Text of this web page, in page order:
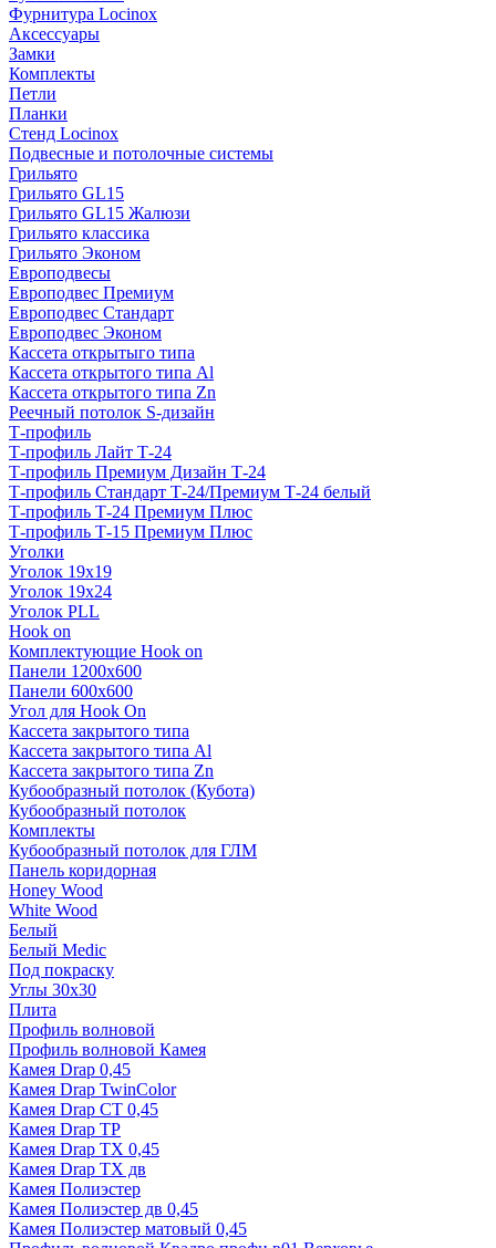
Фурнитура Locinox
Аксессуары
Замки
Комплекты
Петли
Планки
Стенд Locinox
Подвесные и потолочные системы
Грильято
Грильято GL15
Грильято GL15 Жалюзи
Грильято классика
Грильято Эконом
Европодвесы
Европодвес Премиум
Европодвес Стандарт
Европодвес Эконом
Кассета открытыго типа
Кассета открытого типа Al
Кассета открытого типа Zn
Реечный потолок S-дизайн
Т-профиль
Т-профиль Лайт Т-24
Т-профиль Премиум Дизайн Т-24
Т-профиль Стандарт Т-24/Премиум Т-24 белый
Т-профиль Т-24 Премиум Плюс
Т-профиль Т-15 Премиум Плюс
Уголки
Уголок 19х19
Уголок 19х24
Уголок PLL
Hook on
Комплектующие Hook on
Панели 1200х600
Панели 600х600
Угол для Hook On
Кассета закрытого типа
Кассета закрытого типа Al
Кассета закрытого типа Zn
Кубообразный потолок (Кубота)
Кубообразный потолок
Комплекты
Кубообразный потолок для ГЛМ
Панель коридорная
Honey Wood
White Wood
Белый
Белый Medic
Под покраску
Углы 30х30
Плита
Профиль волновой
Профиль волновой Камея
Камея Drap 0,45
Камея Drap TwinColor
Камея Drap СТ 0,45
Камея Drap ТР
Камея Drap ТХ 0,45
Камея Drap ТХ дв
Камея Полиэстер
Камея Полиэстер дв 0,45
Камея Полиэстер матовый 0,45